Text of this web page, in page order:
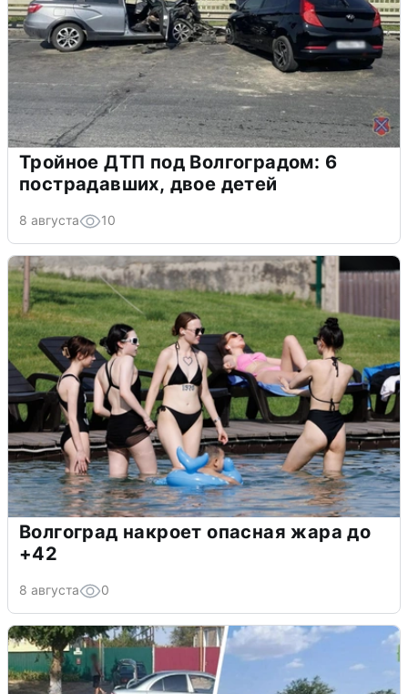
Тройное ДТП под Волгоградом: 6
пострадавших, двое детей
8 августа 10
Волгоград накроет опасная жара до
+42
8 августа 0